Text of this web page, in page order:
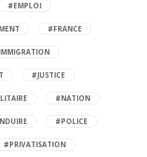
#EMPLOI
#FRANCE
#JUSTICE
#NATION
#POLICE
#PRIVATISATION